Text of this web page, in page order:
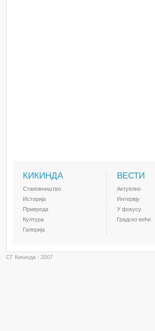
КИКИНДА
Становништво
Историја
Привреда
Култура
Галерија
ВЕСТИ
Актуелно
Интервју
У фокусу
Градско веће
СГ Кикинда - 2007